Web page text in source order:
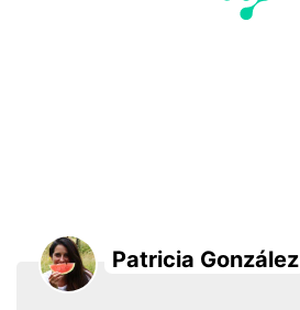
Patricia González